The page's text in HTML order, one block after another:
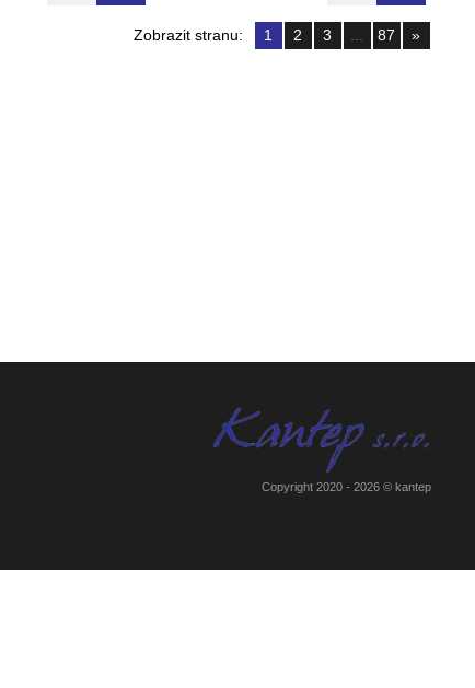
Zobrazit stranu: 1 2 3 87 »
Copyright 2020 - 2026 © kantep